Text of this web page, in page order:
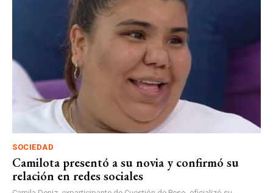
SOCIEDAD
Camilota presentó a su novia y confirmó su
relación en redes sociales